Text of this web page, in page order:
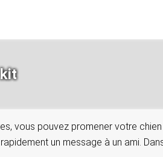
vous pouvez promener votre
un message à un ami.